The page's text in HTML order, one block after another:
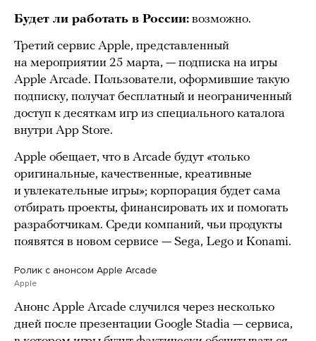
Будет ли работать в России: возможно.
Третий сервис Apple, представленный
на мероприятии 25 марта, — подписка на игры
Apple Arcade. Пользователи, оформившие такую
подписку, получат бесплатный и неограниченный
доступ к десяткам игр из специального каталога
внутри App Store.
Apple обещает, что в Arcade будут «только
оригинальные, качественные, креативные
и увлекательные игры»; корпорация будет сама
отбирать проекты, финансировать их и помогать
разработчикам. Среди компаний, чьи продукты
появятся в новом сервисе — Sega, Lego и Konami.
Ролик с анонсом Apple Arcade
Apple
Анонс Apple Arcade случился через несколько
дней после презентации Google Stadia — сервиса,